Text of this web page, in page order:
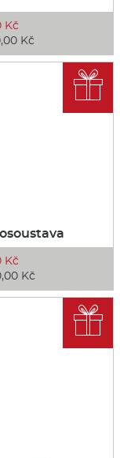
Kč
Kč
Kč
Kč

